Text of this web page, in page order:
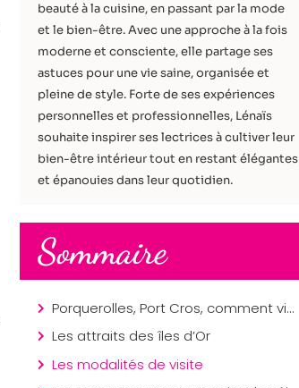
beauté à la cuisine, en passant par la mode
et le bien-être. Avec une approche à la fois
moderne et consciente, elle partage ses
astuces pour une vie saine, organisée et
pleine de style. Forte de ses expériences
personnelles et professionnelles, Lénaïs
souhaite inspirer ses lectrices à cultiver leur
bien-être intérieur tout en restant élégantes
et épanouies dans leur quotidien.
Sommaire
Porquerolles, Port Cros, comment visiter les iles d’Or à Hyères dans le Var ?
Les attraits des îles d’Or
Les modalités de visite